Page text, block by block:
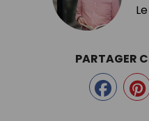
Le
PARTAGER